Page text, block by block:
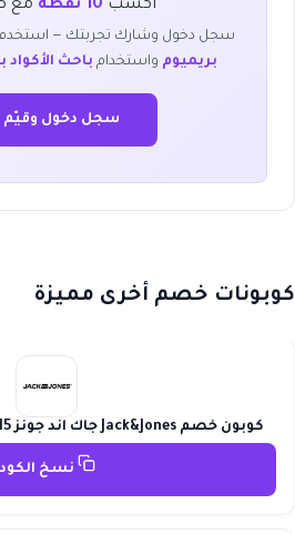
اكسب 10 نقطة مع
سجل دخول وشارك تجربتك —
بريميوم واستخدام باحث الأكواد
سجل دخول وقيّم
كوبونات خصم أخرى مميزة
كوبون خصم Jack&Jones جاك اند جونز 15% على الملابس الشتوية
نسخ الكود